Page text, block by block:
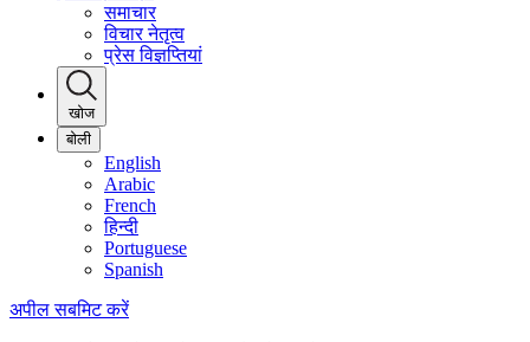
समाचार
विचार नेतृत्व
प्रेस विज्ञप्तियां
खोज
बोली
English
Arabic
French
हिन्दी
Portuguese
Spanish
अपील सबमिट करें